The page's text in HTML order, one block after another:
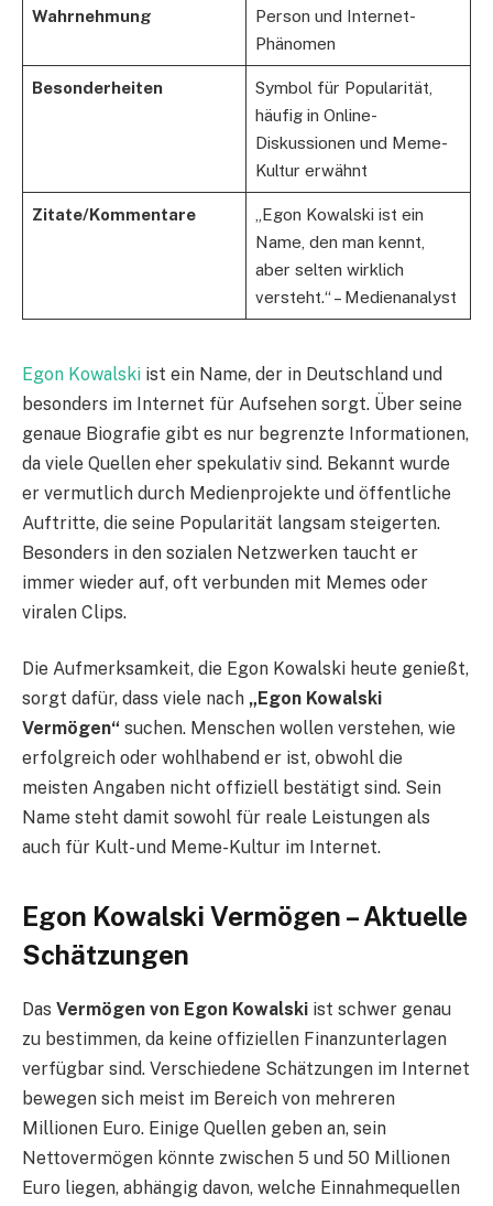
Wahrnehmung
Person und Internet-
Phänomen
Besonderheiten
Symbol für Popularität,
häufig in Online-
Diskussionen und Meme-
Kultur erwähnt
Zitate/Kommentare
„Egon Kowalski ist ein
Name, den man kennt,
aber selten wirklich
versteht.“ – Medienanalyst
Egon Kowalski ist ein Name, der in Deutschland und
besonders im Internet für Aufsehen sorgt. Über seine
genaue Biografie gibt es nur begrenzte Informationen,
da viele Quellen eher spekulativ sind. Bekannt wurde
er vermutlich durch Medienprojekte und öffentliche
Auftritte, die seine Popularität langsam steigerten.
Besonders in den sozialen Netzwerken taucht er
immer wieder auf, oft verbunden mit Memes oder
viralen Clips.
Die Aufmerksamkeit, die Egon Kowalski heute genießt,
sorgt dafür, dass viele nach „Egon Kowalski
Vermögen“ suchen. Menschen wollen verstehen, wie
erfolgreich oder wohlhabend er ist, obwohl die
meisten Angaben nicht offiziell bestätigt sind. Sein
Name steht damit sowohl für reale Leistungen als
auch für Kult- und Meme-Kultur im Internet.
Egon Kowalski Vermögen – Aktuelle
Schätzungen
Das Vermögen von Egon Kowalski ist schwer genau
zu bestimmen, da keine offiziellen Finanzunterlagen
verfügbar sind. Verschiedene Schätzungen im Internet
bewegen sich meist im Bereich von mehreren
Millionen Euro. Einige Quellen geben an, sein
Nettovermögen könnte zwischen 5 und 50 Millionen
Euro liegen, abhängig davon, welche Einnahmequellen